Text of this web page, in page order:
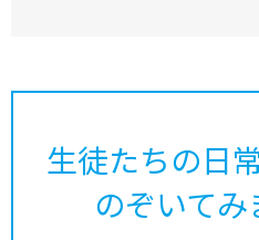
生徒たちの日
のぞいてみ